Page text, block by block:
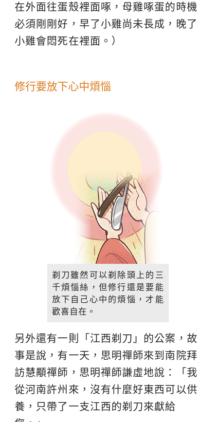
在外面往蛋殼裡面啄，母雞啄蛋的時機
必須剛剛好，早了小雞尚未長成，晚了
小雞會悶死在裡面。）
修行要放下心中煩惱
剃刀雖然可以剃除頭上的三
千煩惱絲，但修行還是要能
放下自己心中的煩惱，才能
歡喜自在。
另外還有一則「江西剃刀」的公案，故
事是說，有一天，思明禪師來到南院拜
訪慧顒禪師，思明禪師謙虛地說：「我
從河南許州來，沒有什麼好東西可以供
養，只帶了一支江西的剃刀來獻給